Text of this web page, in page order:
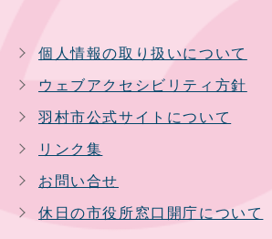
個人情報の取り扱いについて
ウェブアクセシビリティ方針
羽村市公式サイトについて
リンク集
お問い合せ
休日の市役所窓口開庁について